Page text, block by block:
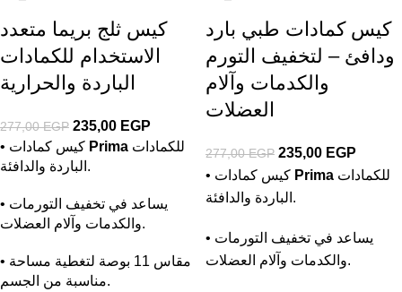
كيس ثلج بريما متعدد
الاستخدام للكمادات
الباردة والحرارية
277,00EGP 235,00 EGP
Prima
الباردة والدافئة.
• يساعد في تخفيف التورمات
والكدمات وآلام العضلات.
• مقاس 11 بوصة لتغطية مساحة
مناسبة من الجسم.
كيس كمادات طبي بارد
ودافئ – لتخفيف التورم
والكدمات وآلام
العضلات
277,00EGP 235,00 EGP
Prima
الباردة والدافئة.
• يساعد في تخفيف التورمات
والكدمات وآلام العضلات.